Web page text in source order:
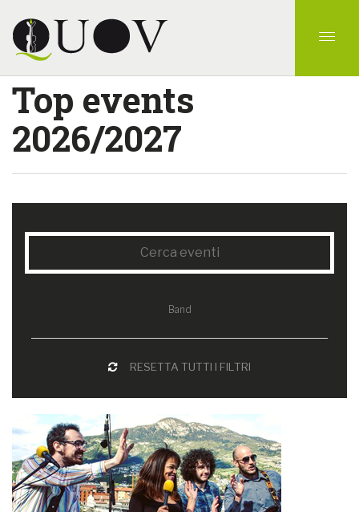
Top events
2026/2027
Band
RESETTA TUTTI I FILTRI